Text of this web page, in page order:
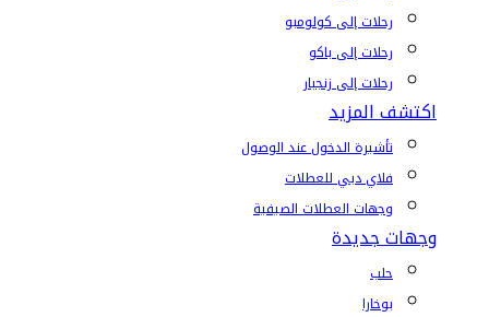
رحلات إلى كولومبو
رحلات إلى باكو
رحلات إلى زنجبار
اكتشف المزيد
تأشيرة الدخول عند الوصول
فلاي دبي للعطلات
وجهات العطلات الصيفية
وجهات جديدة
حلب
بوخارا